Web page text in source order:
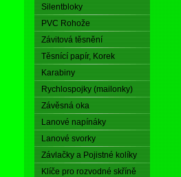
Silentbloky
PVC Rohože
Závitová těsnění
Těsnící papír, Korek
Karabiny
Rychlospojky (mailonky)
Závěsná oka
Lanové napínáky
Lanové svorky
Závlačky a Pojistné kolíky
Klíče pro rozvodné skříně